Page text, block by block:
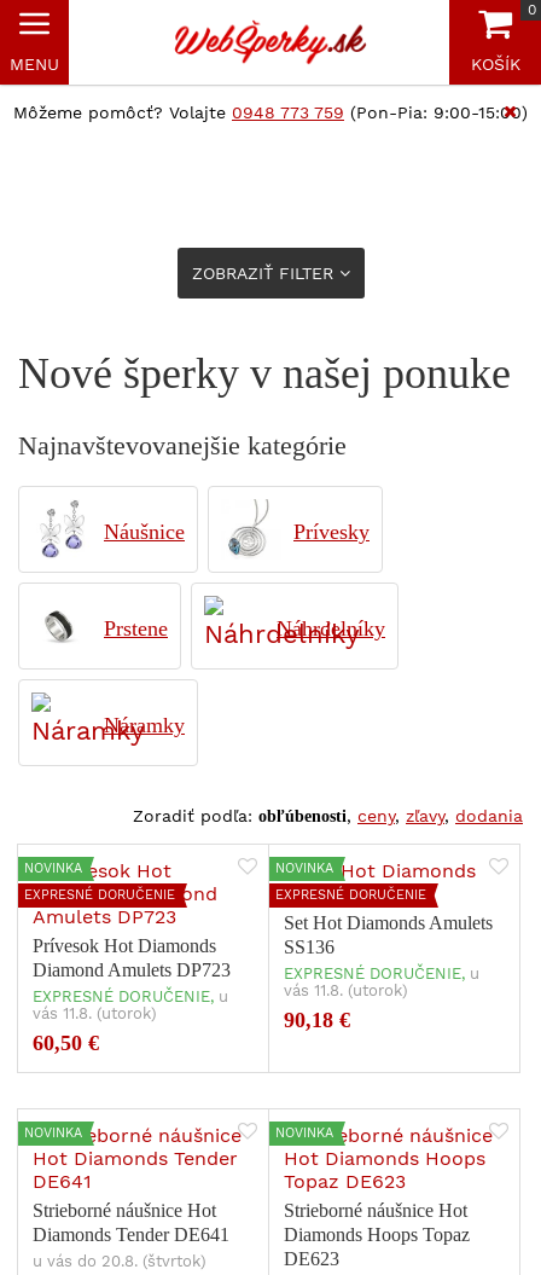
MENU
0
KOŠÍK
Môžeme pomôcť? Volajte 0948 773 759 (Pon-Pia: 9:00-15:00)
ZOBRAZIŤ FILTER
Nové šperky v našej ponuke
Najnavštevovanejšie kategórie
Náušnice Prívesky
Prstene Náhrdelníky
Náramky
Zoradiť podľa: obľúbenosti, ceny, zľavy, dodania
NOVINKA
EXPRESNÉ DORUČENIE
Prívesok Hot Diamonds
Diamond Amulets DP723
EXPRESNÉ DORUČENIE, u
vás 11.8. (utorok)
60,50 €
NOVINKA
EXPRESNÉ DORUČENIE
Set Hot Diamonds Amulets
SS136
EXPRESNÉ DORUČENIE, u
vás 11.8. (utorok)
90,18 €
NOVINKA
Strieborné náušnice Hot
Diamonds Tender DE641
u vás do 20.8. (štvrtok)
NOVINKA
Strieborné náušnice Hot
Diamonds Hoops Topaz
DE623